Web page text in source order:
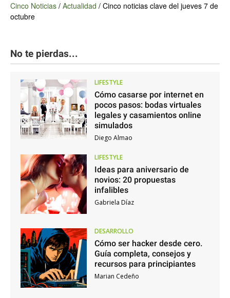
Cinco Noticias / Actualidad / Cinco noticias clave del jueves 7 de
octubre
No te pierdas...
LIFESTYLE
Cómo casarse por internet en
pocos pasos: bodas virtuales
legales y casamientos online
simulados
Diego Almao
LIFESTYLE
Ideas para aniversario de
novios: 20 propuestas
infalibles
Gabriela Díaz
DESARROLLO
Cómo ser hacker desde cero.
Guía completa, consejos y
recursos para principiantes
Marian Cedeño